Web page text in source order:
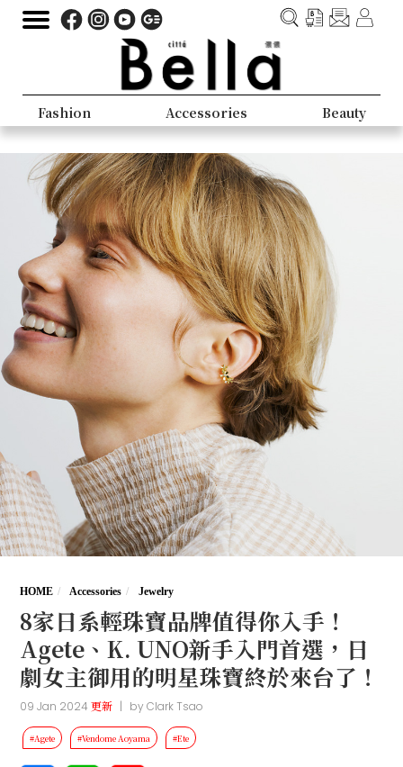
Fashion Accessories Beauty
HOME Accessories Jewelry
8家日系輕珠寶品牌值得你入手！
Agete、K. UNO新手入門首選，日
劇女主御用的明星珠寶終於來台了！
09 Jan 2024更新 | byClark Tsao
#Agete #Vendome Aoyama #Ete